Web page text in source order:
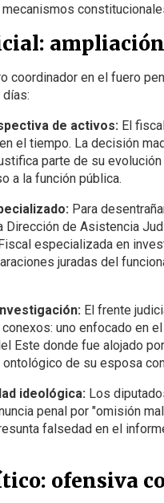
coordinador en el fuero
de activos: El
el tiempo. La decisión
parte de su
a la función pública.
Para
Dirección de Asistencia
especializada en
juradas del
El frente
uno enfocado en
Este donde fue alojado
de su esposa
ideológica: Los
penal por "omisión
falsedad en el
ofensiva